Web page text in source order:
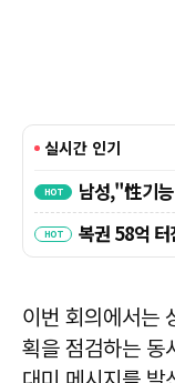
이번 회의에서는
획을 점검하는 동